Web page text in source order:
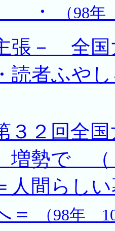
・
（98
張－ 全国
読者ふ
３２回
増勢で （
人間らし
＝
（98年